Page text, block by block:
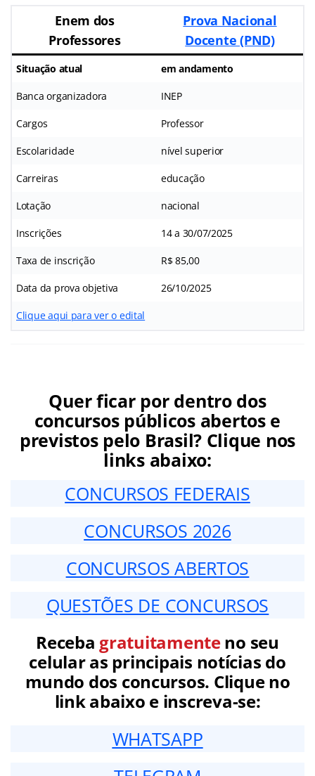
Enem dos
Professores
Prova Nacional
Docente (PND)
Situação atual em andamento
Banca organizadora INEP
Cargos Professor
Escolaridade nível superior
Carreiras educação
Lotação nacional
Inscrições 14 a 30/07/2025
Taxa de inscrição R$ 85,00
Data da prova objetiva 26/10/2025
Clique aqui para ver o edital
Quer ficar por dentro dos
concursos públicos abertos e
previstos pelo Brasil? Clique nos
links abaixo:
CONCURSOS FEDERAIS
CONCURSOS 2026
CONCURSOS ABERTOS
QUESTÕES DE CONCURSOS
Receba gratuitamenteno seu
celular as principais notícias do
mundo dos concursos. Clique no
link abaixo e inscreva-se:
WHATSAPP